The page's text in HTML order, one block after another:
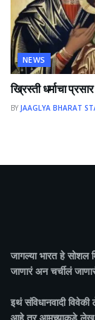
NEWS
ख्रिस्ती धर्माचा
BY JAAGLYA BHARAT
जागल्या भारतहे सोशल
जाणारं अन चर्चीलं
इथं संविधानवादी